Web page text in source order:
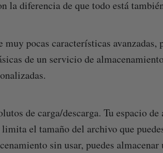
la diferencia de que todo está
muy pocas características avanzadas,
de un servicio de
de carga/descarga. Tu espacio
el tamaño del archivo que
sin usar, puedes almacenar